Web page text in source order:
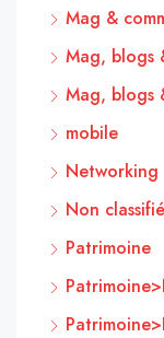
Mag &
Mag, blogs
Mag, blogs
mobile
Networking
Non
Patrimoine